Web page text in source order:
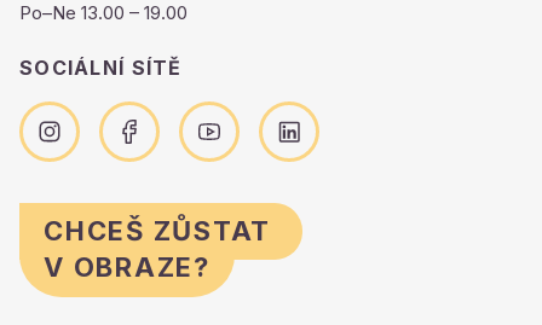
Po–Ne 13.00 – 19.00
SOCIÁLNÍ SÍTĚ
CHCEŠ ZŮSTAT
V OBRAZE?